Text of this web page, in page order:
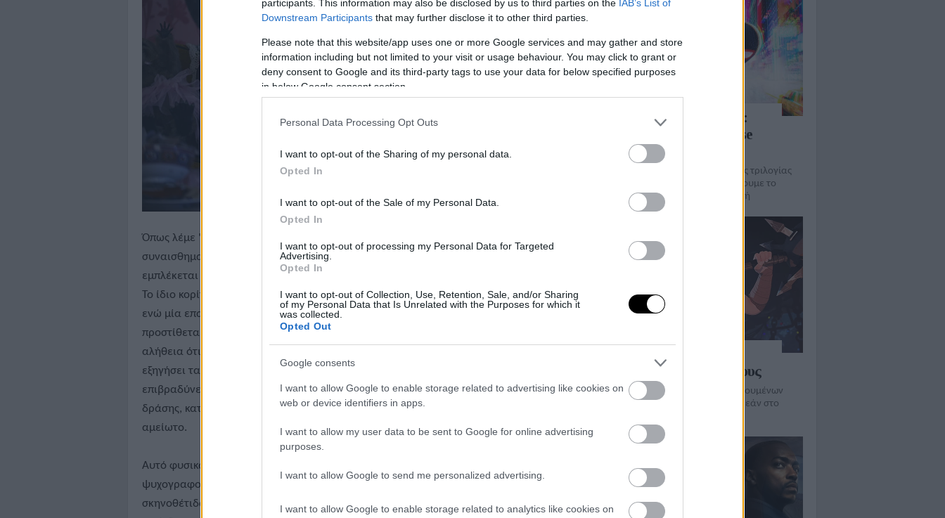
participants. This information may also be disclosed by us to third parties on the IAB’s List of
Downstream Participants that may further disclose it to other third parties.
Please note that this website/app uses one or more Google services and may gather and store
information including but not limited to your visit or usage behaviour. You may click to grant or
deny consent to Google and its third-party tags to use your data for below specified purposes
in below Google consent section.
Personal Data Processing Opt Outs
I want to opt-out of the Sharing of my personal data.
Opted In
I want to opt-out of the Sale of my Personal Data.
Opted In
I want to opt-out of processing my Personal Data for Targeted
Advertising.
Opted In
I want to opt-out of Collection, Use, Retention, Sale, and/or Sharing
of my Personal Data that Is Unrelated with the Purposes for which it
was collected.
Opted Out
Google consents
I want to allow Google to enable storage related to advertising like cookies on
web or device identifiers in apps.
I want to allow my user data to be sent to Google for online advertising
purposes.
I want to allow Google to send me personalized advertising.
I want to allow Google to enable storage related to analytics like cookies on
Όπως λέμε "για την ιστορία": η υπόθεση βρίσκει την Harley Quinn σε φάση...
συναισθηματικής ανάρρωσης από τον χωρισμό της με τον Joker όταν άθελά της
εμπλέκεται στην αναζήτηση μιας νεαρής κοπέλας από τον αρχιεγκληματία της πόλης.
Το ίδιο κορίτσι αναζητά μία αστυνομικός και μία σωματοφύλακας του αρχιεγκληματία,
ενώ μία επαγγελματίας δολοφόνος που αναζητά εκδίκηση για τους δικούς της λόγους
προστίθεται σε αυτό το... μπαλέτο χαρακτήρων από τα μισά της ταινίας και μετά. Είναι
αλήθεια ότι, καθώς το Birds of Prey στηρίζεται σε αναδρομές στο παρελθόν για να
εξηγήσει τα κίνητρα των τεσσάρων γυναικών, σε κάποια σημεία η πλοκή
επιβραδύνεται - το φιλμ όμως φροντίζει να την επιταχύνει αμέσως μετά με σκηνές
δράσης, καταδίωξης ή... συνδυασμό τους, ώστε να κρατά το ενδιαφέρον του θεατή
αμείωτο.
Αυτό φυσικά έχει ως αποτέλεσμα οι χαρακτήρες του Birds of Prey να μην
ψυχογραφούνται με... λεπτομέρεια ακριβώς, όμως αυτό δεν έχει εν τέλει σημασία: η
σκηνοθέτιδα και οι παραγωγοί επεδίωξαν πάνω απ' όλα να συνδυάσουν την
Το 2027 το Spider-Man:
Beyond the Spider-Verse
στα σινεμά
Αργεί πολύ το τελευταίο μέρος της τριλογίας
animation της Sony Pictures, ελπίζουμε το
αποτέλεσμα να αξίζει την αναμονή
υπέροχο Nimona σε όλους
Η υποψήφια για Όσκαρ ταινία κινουμένων
σχεδίων του 2023 πλήρης και δωρεάν στο